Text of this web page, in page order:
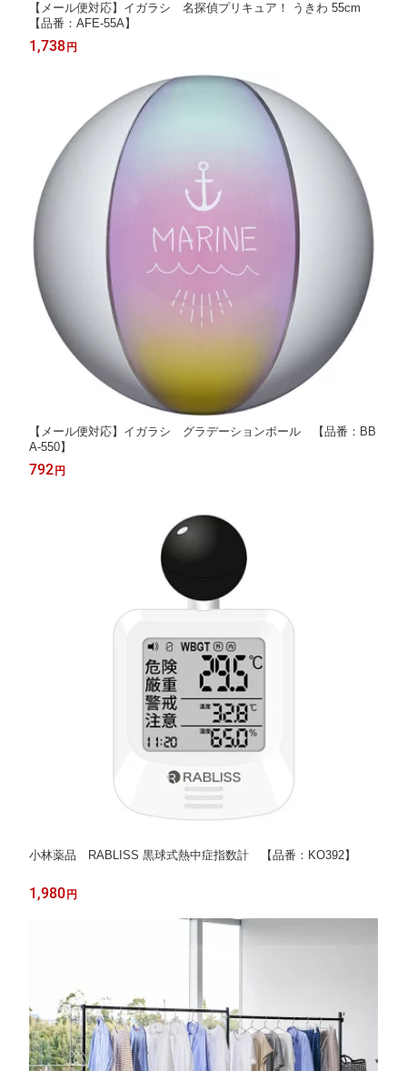
【メール便対応】イガラシ 名探偵プリキュア！ うきわ 55cm
【品番：AFE-55A】
1,738 円
【メール便対応】イガラシ グラデーションボール 【品番：BB
A-550】
792 円
小林薬品 RABLISS 黒球式熱中症指数計 【品番：KO392】
1,980 円